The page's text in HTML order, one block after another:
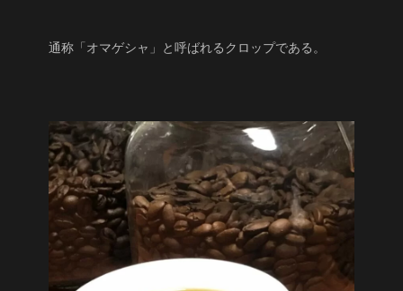
通称「オマゲシャ」と呼ばれるクロップである。